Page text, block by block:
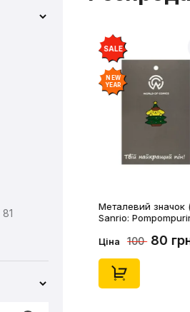
73
1
81
SALE
NEW
YEAR
Металевий значок
Sanrio:
Ціна 100 80